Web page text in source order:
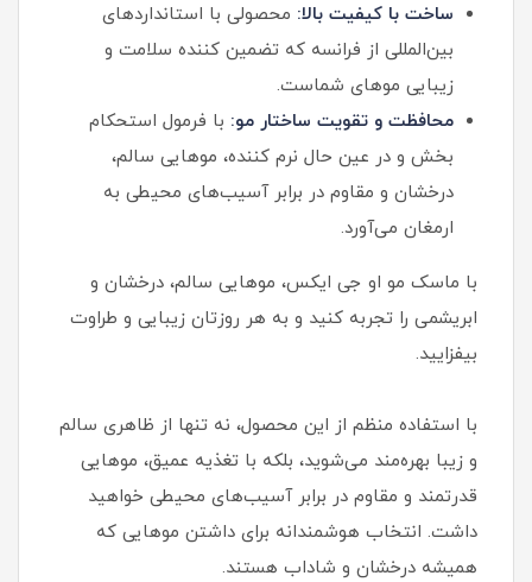
ساخت با کیفیت بالا: محصولی با استانداردهای
بین‌المللی از فرانسه که تضمین کننده سلامت و
زیبایی موهای شماست.
محافظت و تقویت ساختار مو: با فرمول استحکام
بخش و در عین حال نرم کننده، موهایی سالم،
درخشان و مقاوم در برابر آسیب‌های محیطی به
ارمغان می‌آورد.
با ماسک مو او جی ایکس، موهایی سالم، درخشان و
ابریشمی را تجربه کنید و به هر روزتان زیبایی و طراوت
بیفزایید.
با استفاده منظم از این محصول، نه تنها از ظاهری سالم
و زیبا بهره‌مند می‌شوید، بلکه با تغذیه عمیق، موهایی
قدرتمند و مقاوم در برابر آسیب‌های محیطی خواهید
داشت. انتخاب هوشمندانه برای داشتن موهایی که
همیشه درخشان و شاداب هستند.